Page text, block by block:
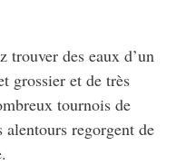
trouver des eaux d’un
grossier et de très
tournois de
regorgent de